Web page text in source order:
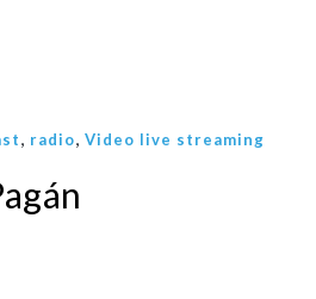
, radio, Video live streaming